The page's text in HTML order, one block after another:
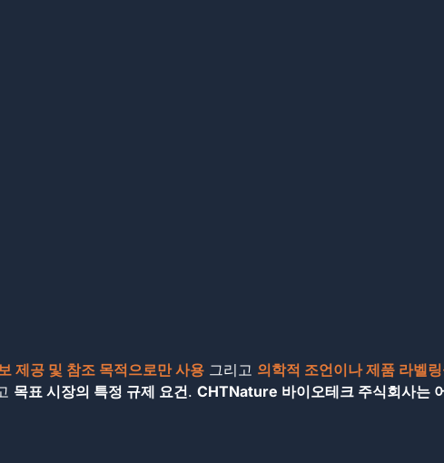
제공 및 참조 목적으로만 사용 그리고 의학적 조언이나 제품 라벨
목표 시장의 특정 규제 요건. CHTNature 바이오테크 주식회사는